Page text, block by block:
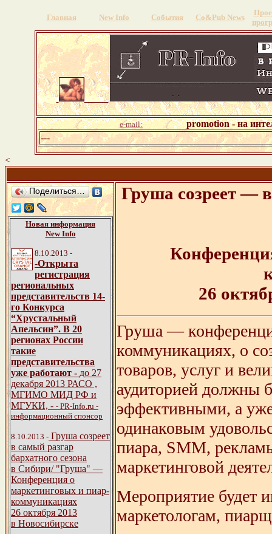
Главная New Info События Со&Pub News
e-mail:
promotion - на
---
<
Поделиться…
Новая информация
New Info
8.10.2013 -
-Открыта
регистрация
региональных
представительств 14-
го Конкурса
“Хрустальный
Апельсин”. В 20
регионах России
такие
представительства
уже работают - до 27
декабря 2013 РАСО ,
МГИМО МИД РФ и
МГУКИ, - - PR-Info.ru -
информационный спонсор
8.10.2013 - Груша созреет
в самый разгар
бархатного сезона
в Сибири/ "Груша" —
Конференция о
маркетинговых и пиар-
коммуникациях
26 октября 2013
в Новосибирске
Груша созреет —
26
Груша —
коммуникациях, о
товаров, услуг и
аудиторией должны
эффективными, а
одинаковым
пиара, SMM,
маркетинговой
Мероприятие будет
маркетологам,